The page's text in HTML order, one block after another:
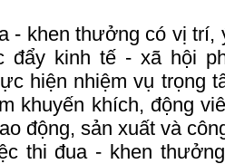
- khen thưởng có vị trí,
đẩy kinh tế - xã hội
hiện nhiệm vụ trọng
khuyến khích, động
động, sản xuất và
thi đua - khen